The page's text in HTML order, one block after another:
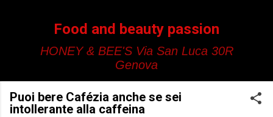
Food and beauty passion
HONEY & BEE'S Via San Luca 30R
Genova
Puoi bere Cafézia anche se sei
intollerante alla caffeina